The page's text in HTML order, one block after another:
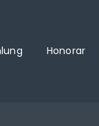
Honorar